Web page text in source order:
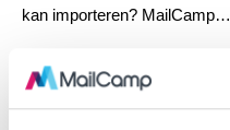
kan importeren? MailCamp…